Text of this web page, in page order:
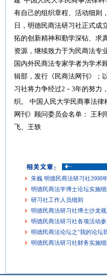
有自己的组织章程、活动细则
日，明德民商法研习社正式成
拓的创新精神和勤学深钻、求
资源，继续致力于为民商法专
国内外民商法专家学者为学术
辑部，发行《民商法网刊》；
习社将力争经过2－3年的努力
织。 中国人民大学民商事法律
网刊》顾问委员会名单： 王
飞、王轶
朱巍 明德民商法研习社2008
明德民商法学博士论坛实施细
研习社工作人员细则
明德民商法研习社博士沙龙规
明德民商法研习社各项活动
明德民商法论坛之“我的论坛
明德民商法研习社财务实施细